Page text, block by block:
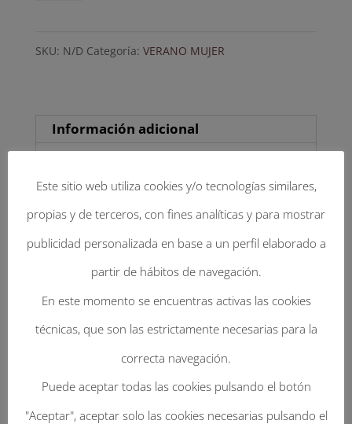
natural
con
Oregón.
cantidad
SKU: N/D Categoría: VERANO MUJER
Información adicional
Información adicional
SELECCIONA TU TALLA
55, 56, 57, 58, 59, 60, 61
Productos relacionados
Este sitio web utiliza cookies y/o tecnologías similares,
propias y de terceros, con fines analíticas y para mostrar
publicidad personalizada en base a un perfil elaborado a
partir de hábitos de navegación.
En este momento se encuentras activas las cookies
técnicas, que son las estrictamente necesarias para la
correcta navegación.
Puede aceptar todas las cookies pulsando el botón
"Aceptar", aceptar solo las cookies necesarias pulsando el